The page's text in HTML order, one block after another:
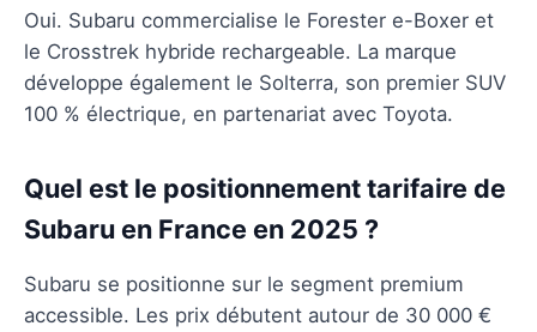
Oui. Subaru commercialise le Forester e-Boxer et
le Crosstrek hybride rechargeable. La marque
développe également le Solterra, son premier SUV
100 % électrique, en partenariat avec Toyota.
Quel est le positionnement tarifaire de
Subaru en France en 2025 ?
Subaru se positionne sur le segment premium
accessible. Les prix débutent autour de 30 000 €